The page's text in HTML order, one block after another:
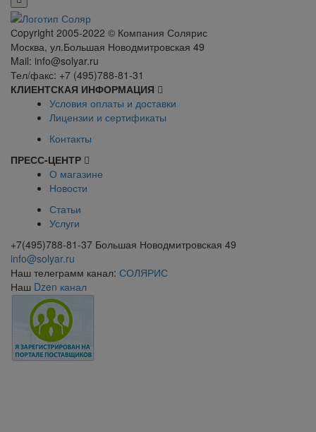
Сopyright 2005-2022 © Компания Солярис
Москва, ул.Большая Новодмитровская 49
Mail: info@solyar.ru
Тел/факс: +7 (495)788-81-31
КЛИЕНТСКАЯ ИНФОРМАЦИЯ
Условия оплаты и доставки
Лицензии и сертификаты
Контакты
ПРЕСС-ЦЕНТР
О магазине
Новости
Статьи
Услуги
+7(495)788-81-37 Большая Новодмитровская 49
info@solyar.ru
Наш телеграмм канал: СОЛЯРИС
Наш Dzen канал